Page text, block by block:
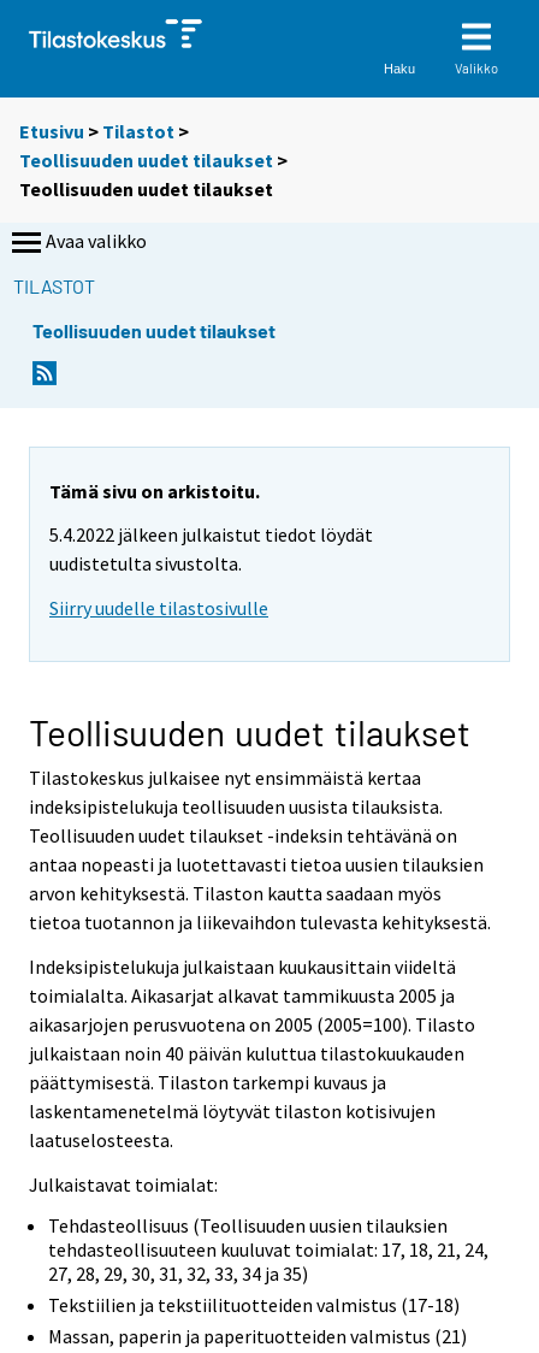
Haku Valikko
Etusivu > Tilastot >
Teollisuuden uudet tilaukset >
Teollisuuden uudet tilaukset
Avaa valikko
TILASTOT
Teollisuuden uudet tilaukset
Tämä sivu on arkistoitu.
5.4.2022 jälkeen julkaistut tiedot löydät
uudistetulta sivustolta.
Siirry uudelle tilastosivulle
Teollisuuden uudet tilaukset
Tilastokeskus julkaisee nyt ensimmäistä kertaa
indeksipistelukuja teollisuuden uusista tilauksista.
Teollisuuden uudet tilaukset -indeksin tehtävänä on
antaa nopeasti ja luotettavasti tietoa uusien tilauksien
arvon kehityksestä. Tilaston kautta saadaan myös
tietoa tuotannon ja liikevaihdon tulevasta kehityksestä.
Indeksipistelukuja julkaistaan kuukausittain viideltä
toimialalta. Aikasarjat alkavat tammikuusta 2005 ja
aikasarjojen perusvuotena on 2005 (2005=100). Tilasto
julkaistaan noin 40 päivän kuluttua tilastokuukauden
päättymisestä. Tilaston tarkempi kuvaus ja
laskentamenetelmä löytyvät tilaston kotisivujen
laatuselosteesta.
Julkaistavat toimialat:
Tehdasteollisuus (Teollisuuden uusien tilauksien
tehdasteollisuuteen kuuluvat toimialat: 17, 18, 21, 24,
27, 28, 29, 30, 31, 32, 33, 34 ja 35)
Tekstiilien ja tekstiilituotteiden valmistus (17-18)
Massan, paperin ja paperituotteiden valmistus (21)